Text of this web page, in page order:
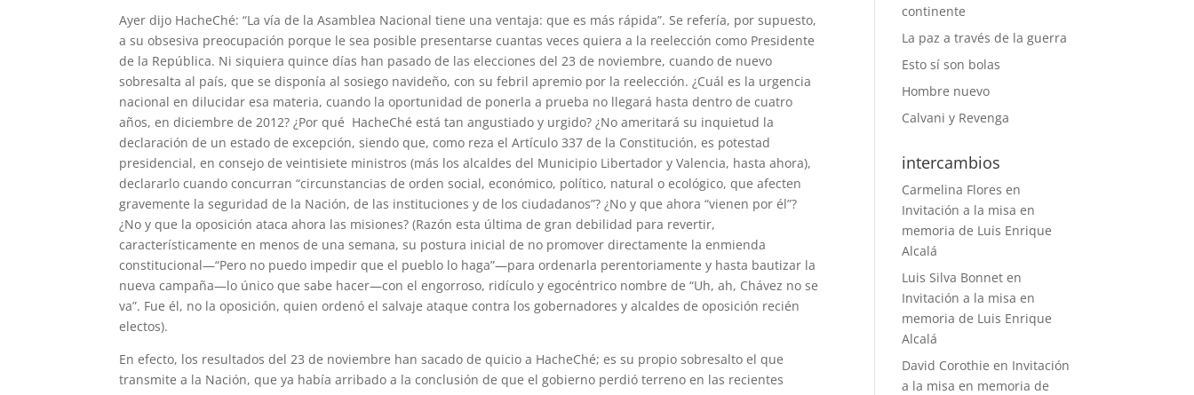
Ayer dijo HacheChé: “La vía de la Asamblea Nacional tiene una ventaja: que es más rápida”. Se refería, por supuesto,
a su obsesiva preocupación porque le sea posible presentarse cuantas veces quiera a la reelección como Presidente
de la República. Ni siquiera quince días han pasado de las elecciones del 23 de noviembre, cuando de nuevo
sobresalta al país, que se disponía al sosiego navideño, con su febril apremio por la reelección. ¿Cuál es la urgencia
nacional en dilucidar esa materia, cuando la oportunidad de ponerla a prueba no llegará hasta dentro de cuatro
años, en diciembre de 2012? ¿Por qué HacheChé está tan angustiado y urgido? ¿No ameritará su inquietud la
declaración de un estado de excepción, siendo que, como reza el Artículo 337 de la Constitución, es potestad
presidencial, en consejo de veintisiete ministros (más los alcaldes del Municipio Libertador y Valencia, hasta ahora),
declararlo cuando concurran “circunstancias de orden social, económico, político, natural o ecológico, que afecten
gravemente la seguridad de la Nación, de las instituciones y de los ciudadanos”? ¿No y que ahora “vienen por él”?
¿No y que la oposición ataca ahora las misiones? (Razón esta última de gran debilidad para revertir,
característicamente en menos de una semana, su postura inicial de no promover directamente la enmienda
constitucional—“Pero no puedo impedir que el pueblo lo haga”—para ordenarla perentoriamente y hasta bautizar la
nueva campaña—lo único que sabe hacer—con el engorroso, ridículo y egocéntrico nombre de “Uh, ah, Chávez no se
va”. Fue él, no la oposición, quien ordenó el salvaje ataque contra los gobernadores y alcaldes de oposición recién
electos).
En efecto, los resultados del 23 de noviembre han sacado de quicio a HacheChé; es su propio sobresalto el que
transmite a la Nación, que ya había arribado a la conclusión de que el gobierno perdió terreno en las recientes
continente
La paz a través de la guerra
Esto sí son bolas
Hombre nuevo
Calvani y Revenga
intercambios
Carmelina Flores en
Invitación a la misa en
memoria de Luis Enrique
Alcalá
Luis Silva Bonnet en
Invitación a la misa en
memoria de Luis Enrique
Alcalá
David Corothie en Invitación
a la misa en memoria de